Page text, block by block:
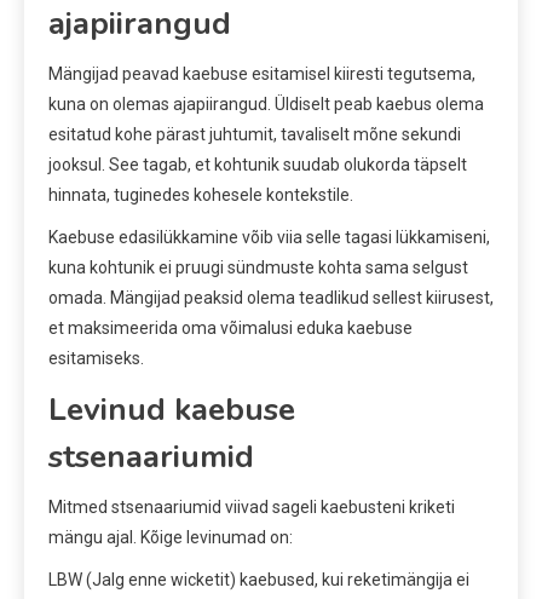
ajapiirangud
Mängijad peavad kaebuse esitamisel kiiresti tegutsema,
kuna on olemas ajapiirangud. Üldiselt peab kaebus olema
esitatud kohe pärast juhtumit, tavaliselt mõne sekundi
jooksul. See tagab, et kohtunik suudab olukorda täpselt
hinnata, tuginedes kohesele kontekstile.
Kaebuse edasilükkamine võib viia selle tagasi lükkamiseni,
kuna kohtunik ei pruugi sündmuste kohta sama selgust
omada. Mängijad peaksid olema teadlikud sellest kiirusest,
et maksimeerida oma võimalusi eduka kaebuse
esitamiseks.
Levinud kaebuse
stsenaariumid
Mitmed stsenaariumid viivad sageli kaebusteni kriketi
mängu ajal. Kõige levinumad on:
LBW (Jalg enne wicketit) kaebused, kui reketimängija ei